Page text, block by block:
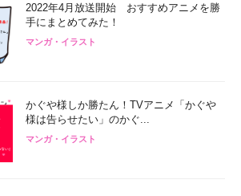
2022年4月放送開始 おすすめアニメを勝
手にまとめてみた！
マンガ・イラスト
かぐや様しか勝たん！TVアニメ「かぐや
様は告らせたい」のかぐ...
マンガ・イラスト